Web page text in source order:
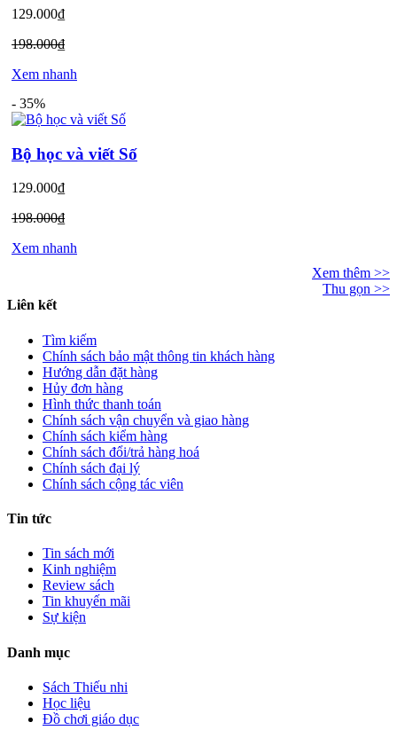
129.000₫
198.000₫
Xem nhanh
- 35%
Bộ học và viết Số
129.000₫
198.000₫
Xem nhanh
Xem thêm >>
Thu gọn >>
Liên kết
Tìm kiếm
Chính sách bảo mật thông tin khách hàng
Hướng dẫn đặt hàng
Hủy đơn hàng
Hình thức thanh toán
Chính sách vận chuyển và giao hàng
Chính sách kiểm hàng
Chính sách đổi/trả hàng hoá
Chính sách đại lý
Chính sách cộng tác viên
Tin tức
Tin sách mới
Kinh nghiệm
Review sách
Tin khuyến mãi
Sự kiện
Danh mục
Sách Thiếu nhi
Học liệu
Đồ chơi giáo dục